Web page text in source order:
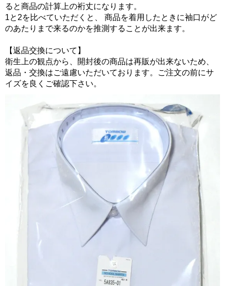
ると商品の計算上の裄丈になります。
1と2を比べていただくと、 商品を着用したときに袖口がど
のあたりまで来るのかを推測することが出来ます。
【返品交換について】
衛生上の観点から、開封後の商品は再販が出来ないため、
返品・交換はご遠慮いただいております。ご注文の前にサ
イズを良くご確認下さい。